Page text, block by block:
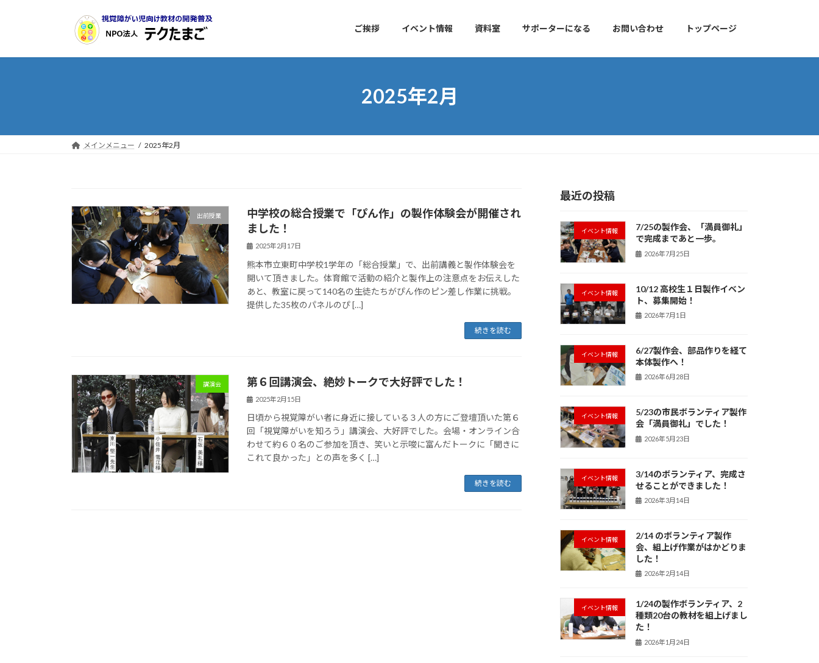
プ
動
ご挨拶 イベント情報 資料室 サポーターになる お問い合わせ トップページ
2025年2月
メインメニュー 2025年2月
出前授業
中学校の総合授業で「ぴん作」の製作体験会が開催され
ました！
2025年2月17日
熊本市立東町中学校1学年の「総合授業」で、出前講義と製作体験会を
開いて頂きました。体育館で活動の紹介と製作上の注意点をお伝えした
あと、教室に戻って140名の生徒たちがぴん作のピン差し作業に挑戦。
提供した35枚のパネルのぴ […]
続きを読む
講演会 第６回講演会、絶妙トークで大好評でした！
2025年2月15日
日頃から視覚障がい者に身近に接している３人の方にご登壇頂いた第６
回「視覚障がいを知ろう」講演会、大好評でした。会場・オンライン合
わせて約６０名のご参加を頂き、笑いと示唆に富んだトークに「聞きに
これて良かった」との声を多く […]
続きを読む
最近の投稿
イベント情報
7/25の製作会、「満員御礼」
で完成まであと一歩。
2026年7月25日
イベント情報
10/12 高校生１日製作イベン
ト、募集開始！
2026年7月1日
イベント情報
6/27製作会、部品作りを経て
本体製作へ！
2026年6月28日
イベント情報
5/23の市民ボランティア製作
会「満員御礼」でした！
2026年5月23日
イベント情報
3/14のボランティア、完成さ
せることができました！
2026年3月14日
イベント情報
2/14 のボランティア製作
会、組上げ作業がはかどりま
した！
2026年2月14日
イベント情報
1/24の製作ボランティア、2
種類20台の教材を組上げまし
た！
2026年1月24日